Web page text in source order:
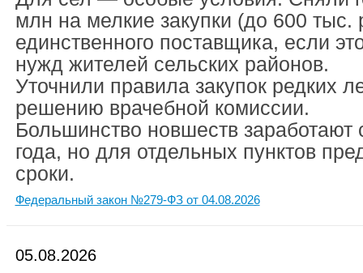
млн на мелкие закупки (до 600 тыс.
единственного поставщика, если
нужд жителей сельских районов.
Уточнили правила закупок редких
решению врачебной комиссии.
Большинство новшеств заработают
года, но для отдельных пунктов
сроки.
Федеральный закон №279-ФЗ от 04.08.2026
05.08.2026